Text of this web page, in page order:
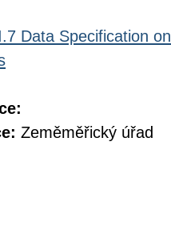
Data Specification
Zeměměřický úřad